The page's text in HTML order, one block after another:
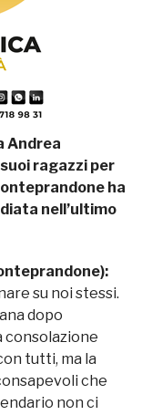
Andrea
ragazzi per
ha
nell’ultimo
su noi stessi.
dopo
consolazione
tutti, ma la
che
non ci